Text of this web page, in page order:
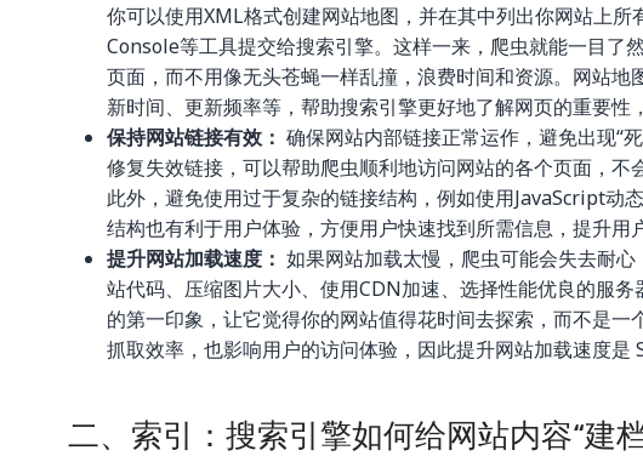
你可以使用XML格式创建网站地图，并在其中列出你网站上
Console等工具提交给搜索引擎。这样一来，爬虫就能一目了
页面，而不用像无头苍蝇一样乱撞，浪费时间和资源。网站
新时间、更新频率等，帮助搜索引擎更好地了解网页的重要性
保持网站链接有效： 确保网站内部链接正常运作，避免出现“
修复失效链接，可以帮助爬虫顺利地访问网站的各个页面，不
此外，避免使用过于复杂的链接结构，例如使用JavaScript动
结构也有利于用户体验，方便用户快速找到所需信息，提升用
提升网站加载速度： 如果网站加载太慢，爬虫可能会失去耐
站代码、压缩图片大小、使用CDN加速、选择性能优良的服
的第一印象，让它觉得你的网站值得花时间去探索，而不是一
抓取效率，也影响用户的访问体验，因此提升网站加载速度是
二、索引：搜索引擎如何给网站内容“建档